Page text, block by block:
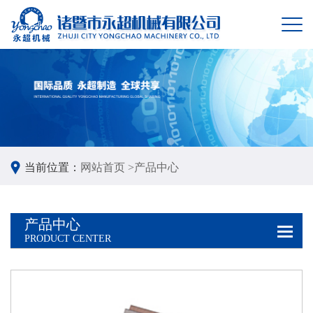
当前位置： 网站首页 >产品中心
产品中心
PRODUCT CENTER